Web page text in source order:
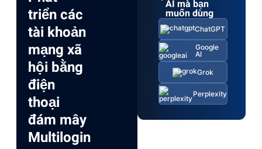
triển các
tài khoản
mạng xã
hội bằng
điện
thoại
đám mây
Multilogin
AI mà bạn
muốn dùng
ChatGPT
Google
AI
Grok
Perplexity